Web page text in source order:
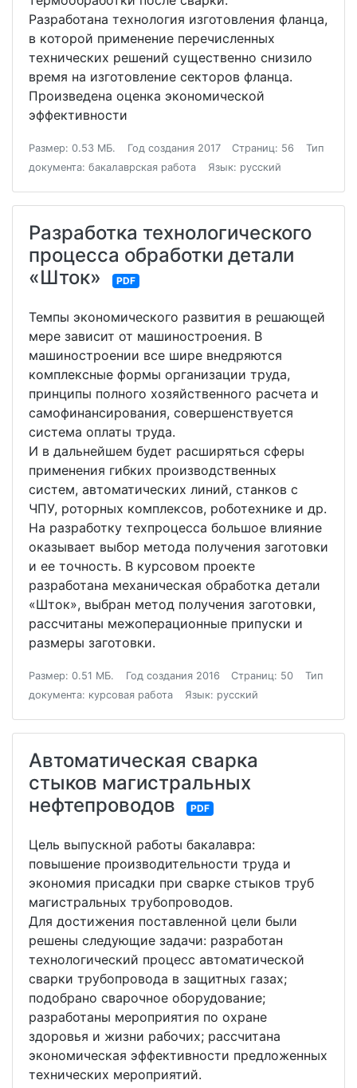
Разработана технология изготовления фланца,
в которой применение перечисленных
технических решений существенно снизило
время на изготовление секторов фланца.
Произведена оценка экономической
эффективности
Размер: 0.53 МБ. Год создания 2017 Страниц: 56
Тип
документа: бакалаврская работа
Язык: русский
Разработка технологического
процесса обработки детали
«Шток»
PDF
Темпы экономического развития в решающей
мере зависит от машиностроения. В
машиностроении все шире внедряются
комплексные формы организации труда,
принципы полного хозяйственного расчета и
самофинансирования, совершенствуется
система оплаты труда.
И в дальнейшем будет расширяться сферы
применения гибких производственных
систем, автоматических линий, станков с
ЧПУ, роторных комплексов, роботехнике и др.
На разработку техпроцесса большое влияние
оказывает выбор метода получения заготовки
и ее точность. В курсовом проекте
разработана механическая обработка детали
«Шток», выбран метод получения заготовки,
рассчитаны межоперационные припуски и
размеры заготовки.
Размер: 0.51 МБ. Год создания 2016 Страниц: 50
Тип
документа: курсовая работа
Язык: русский
Автоматическая сварка
стыков магистральных
нефтепроводов
PDF
Цель выпускной работы бакалавра:
повышение производительности труда и
экономия присадки при сварке стыков труб
магистральных трубопроводов.
Для достижения поставленной цели были
решены следующие задачи: разработан
технологический процесс автоматической
сварки трубопровода в защитных газах;
подобрано сварочное оборудование;
разработаны мероприятия по охране
здоровья и жизни рабочих; рассчитана
экономическая эффективности предложенных
технических мероприятий.